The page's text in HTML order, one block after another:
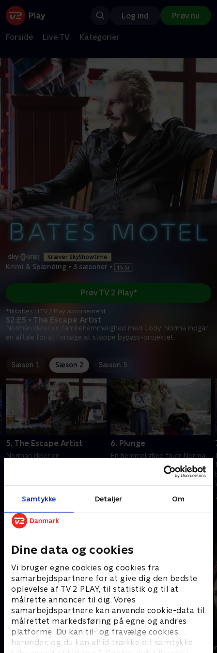
Samtykke Detaljer Om
Dine data og cookies
Vi bruger egne cookies og cookies fra
samarbejdspartnere for at give dig den bedste
oplevelse af TV 2 PLAY, til statistik og til at
målrette annoncer til dig. Vores
samarbejdspartnere kan anvende cookie-data til
målrettet markedsføring på egne og andres
platforme. Du kan til- og fravælge cookies
herunder, og du kan altid trække dit samtykke
Log ind Prøv nu
Forside Live TV Kategorier
Kræver SkyShowtime
Krimi & Spænding • 3 sæsoner •
S2:E5 • The Escape Artist
Norman deler en familiehemmelighed med Cody. Norma indgår
en aftale for at forsøge at stoppe bypass-projektet.
Prøv TV 2 Play*
*tilkøbes til TV 2 Play abonnement
Sæson 1 Sæson 2 Sæson 5
5. The Escape Artist
Norman deler en
20. september 2022 • 41 min
6. Plunge
En hemmelighed truer Norma
og Normans forhold. Emma
havner i en farlig situation.
20. september 2022 • 40 min
Andre så også
The Au Pair
Krimi & Spænding • 1 sæsoner
Top Dog
Krimi &